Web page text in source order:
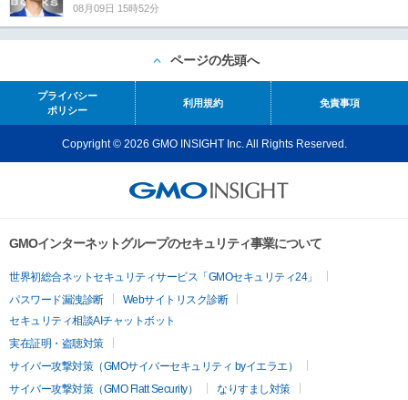
08月09日 15時52分
ページの先頭へ
プライバシー
ポリシー
利用規約 免責事項
Copyright © 2026 GMO INSIGHT Inc. All Rights Reserved.
GMOインターネットグループのセキュリティ事業について
世界初総合ネットセキュリティサービス「GMOセキュリティ24」
パスワード漏洩診断
Webサイトリスク診断
セキュリティ相談AIチャットボット
実在証明・盗聴対策
サイバー攻撃対策（GMOサイバーセキュリティ byイエラエ）
サイバー攻撃対策（GMO Flatt Security）
なりすまし対策